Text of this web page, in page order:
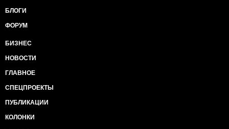
БЛОГИ
ФОРУМ
БИЗНЕС
НОВОСТИ
ГЛАВНОЕ
СПЕЦПРОЕКТЫ
ПУБЛИКАЦИИ
КОЛОНКИ